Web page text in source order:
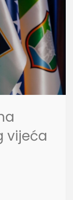
vijeća